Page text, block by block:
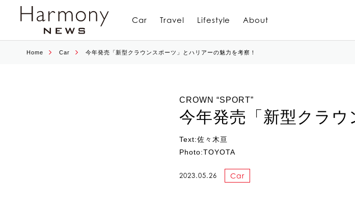
Car Travel Lifestyle About
Home Car 今年発売「新型クラウンスポーツ」とハリアーの魅力を考察！
CROWN “SPORT”
今年発売「新型クラウ
Text:佐々木亘
Photo:TOYOTA
2023.05.26 Car